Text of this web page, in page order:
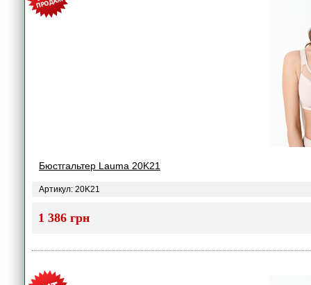
Бюстгальтер Lauma 20K21
Артикул: 20K21
1 386 грн